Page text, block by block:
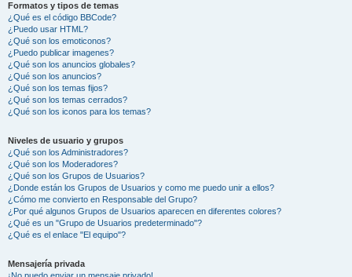
Formatos y tipos de temas
¿Qué es el código BBCode?
¿Puedo usar HTML?
¿Qué son los emoticonos?
¿Puedo publicar imagenes?
¿Qué son los anuncios globales?
¿Qué son los anuncios?
¿Qué son los temas fijos?
¿Qué son los temas cerrados?
¿Qué son los iconos para los temas?
Niveles de usuario y grupos
¿Qué son los Administradores?
¿Qué son los Moderadores?
¿Qué son los Grupos de Usuarios?
¿Donde están los Grupos de Usuarios y como me puedo unir a ellos?
¿Cómo me convierto en Responsable del Grupo?
¿Por qué algunos Grupos de Usuarios aparecen en diferentes colores?
¿Qué es un "Grupo de Usuarios predeterminado"?
¿Qué es el enlace "El equipo"?
Mensajería privada